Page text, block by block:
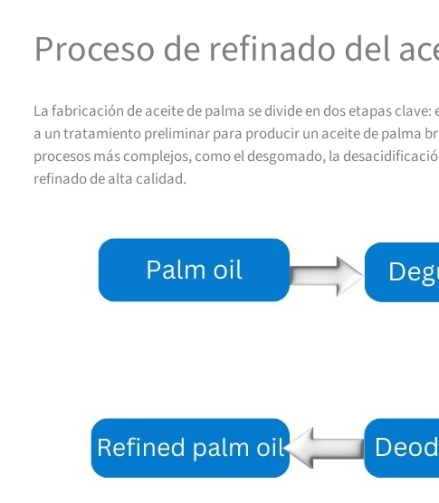
Proceso de refinado del
La fabricación de aceite de palma se divide en dos etapas
a un tratamiento preliminar para producir un aceite de palma
procesos más complejos, como el desgomado, la
refinado de alta calidad.